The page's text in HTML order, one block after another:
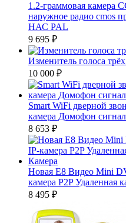
1.2-граммовая камера
наружное радио cmos
НАС PAL
9 695 ₽
Изменитель голоса
10 000 ₽
Smart WiFi дверной
камера Домофон
8 653 ₽
Новая E8 Видео Mini
камера P2P Удаленная
8 495 ₽